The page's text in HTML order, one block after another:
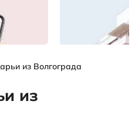
из Волгограда
из